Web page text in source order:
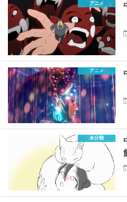
アニメ
アニメ
未分類